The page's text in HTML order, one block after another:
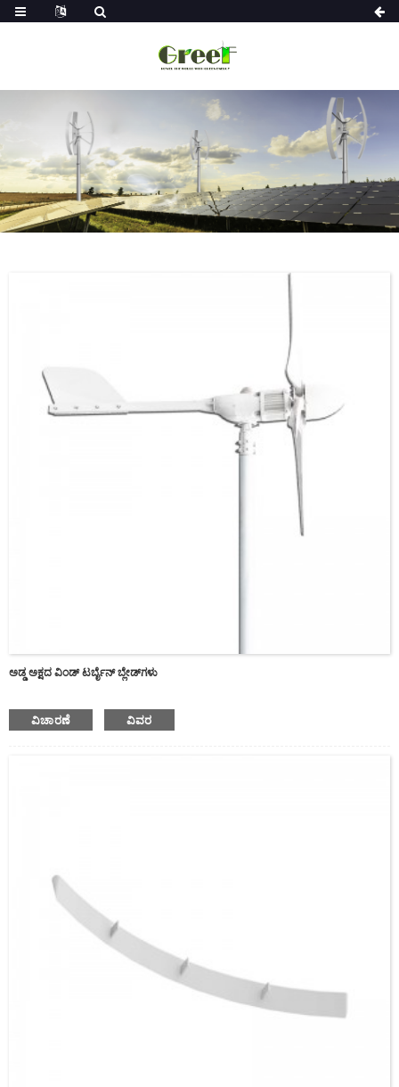
ಅಡ್ಡ ಅಕ್ಷದ ವಿಂಡ್ ಟರ್ಬೈನ್ ಬ್ಲೇಡ್‌ಗಳು
ವಿಚಾರಣೆ ವಿವರ